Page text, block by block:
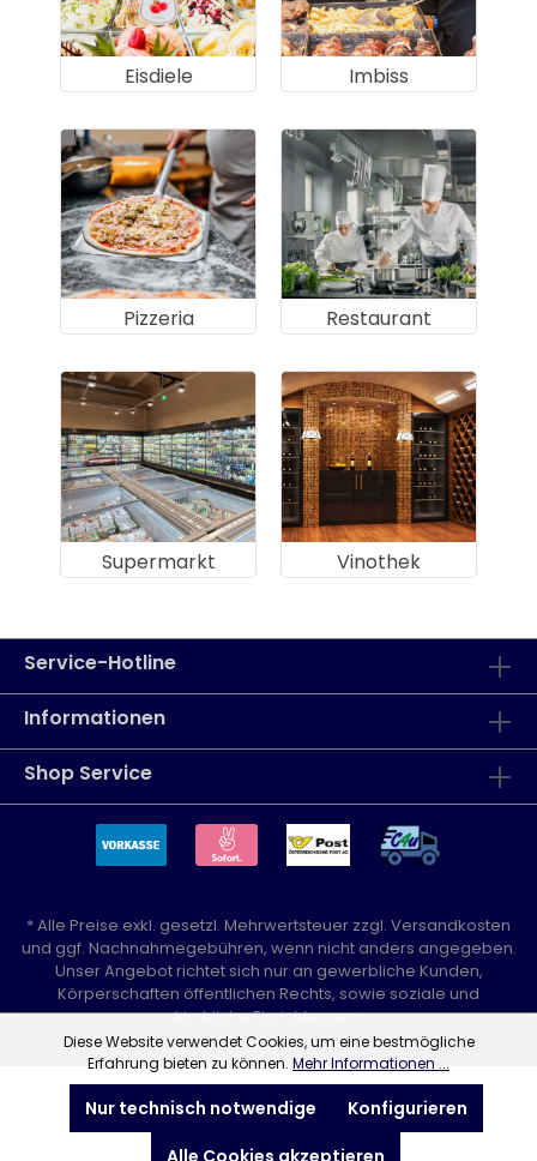
Eisdiele Imbiss
Pizzeria Restaurant
Supermarkt Vinothek
Service-Hotline
Informationen
Shop Service
* Alle Preise exkl. gesetzl. Mehrwertsteuer zzgl. Versandkosten
und ggf. Nachnahmegebühren, wenn nicht anders angegeben.
Unser Angebot richtet sich nur an gewerbliche Kunden,
Körperschaften öffentlichen Rechts, sowie soziale und
kirchliche Einrichtungen.
Diese Website verwendet Cookies, um eine bestmögliche
Erfahrung bieten zu können. Mehr Informationen ...
Nur technisch notwendige
Konfigurieren
Alle Cookies akzeptieren